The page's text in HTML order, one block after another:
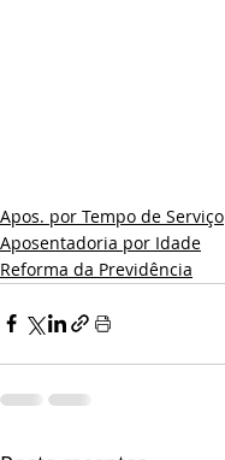
Apos. por Tempo de Serviço
Aposentadoria por Idade
Reforma da Previdência